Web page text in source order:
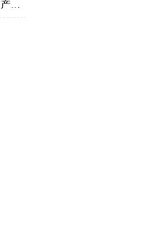
“两新”国补落地，科罗诺司以全链条国产化抢